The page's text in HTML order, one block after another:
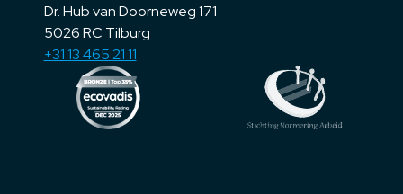
Dr. Hub van Doorneweg 171
5026 RC Tilburg
+31 13 465 21 11